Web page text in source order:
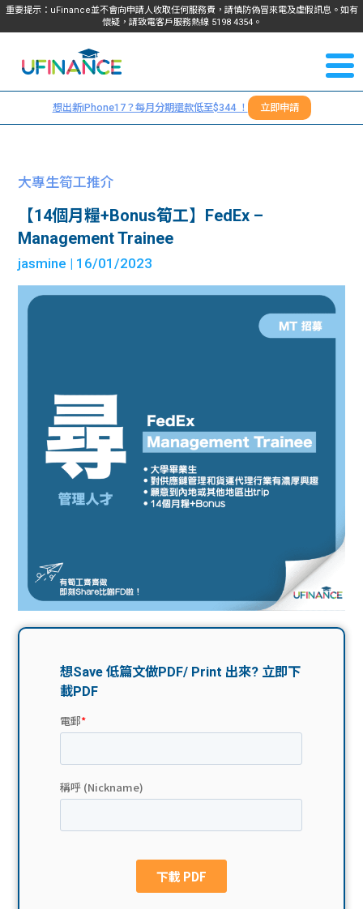
重要提示：uFinance並不會向申請人收取任何服務費，請慎防偽冒來電及虛假訊息。如有
懷疑，請致電客戶服務熱線 5198 4354。
我們
服務
貸款
學生
故事
生學
貸款
網上
私人
資訊
工推
介
de
ge
校園
Gui
學生
福利
uFina
贊助
聯絡
們
＋
想出新iPhone17？每月分期還款低至$344 ！ 立即申請
大專生筍工推介
【14個月糧+Bonus筍工】FedEx –
Management Trainee
jasmine | 16/01/2023